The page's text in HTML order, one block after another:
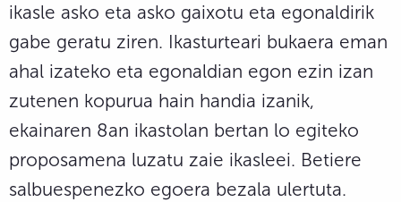
ikasle asko eta asko gaixotu eta egonaldirik
gabe geratu ziren. Ikasturteari bukaera eman
ahal izateko eta egonaldian egon ezin izan
zutenen kopurua hain handia izanik,
ekainaren 8an ikastolan bertan lo egiteko
proposamena luzatu zaie ikasleei. Betiere
salbuespenezko egoera bezala ulertuta.